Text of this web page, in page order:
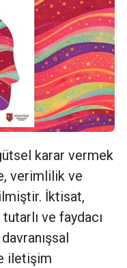
karar vermek
verimlilik ve
İktisat,
ve faydacı
iletişim